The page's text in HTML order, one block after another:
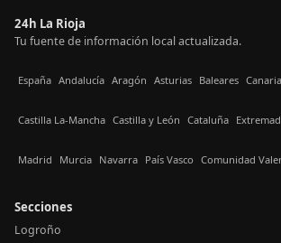
24h La Rioja
Tu fuente de información local actualizada.
España Andalucía Aragón Asturias Baleares
Castilla La-Mancha Castilla y León Cataluña
Madrid Murcia Navarra País Vasco Comunidad
Secciones
Logroño